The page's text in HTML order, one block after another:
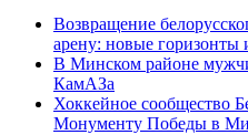
Возвращение
арену: новые горизонты
В Минском районе
КамАЗа
Хоккейное сообщество
Монументу Победы в